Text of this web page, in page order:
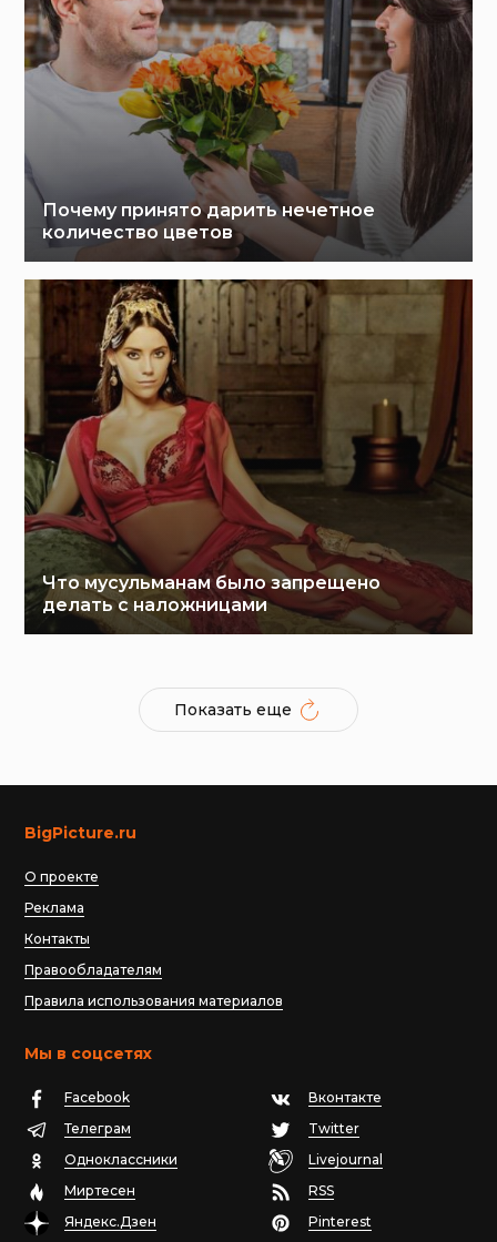
Почему принято дарить нечетное
количество цветов
Что мусульманам было запрещено
делать с наложницами
Показать еще
BigPicture.ru
О проекте
Реклама
Контакты
Правообладателям
Правила использования материалов
Мы в соцсетях
Facebook
Вконтакте
Телеграм
Twitter
Одноклассники
Livejournal
Миртесен
RSS
Яндекс.Дзен
Pinterest